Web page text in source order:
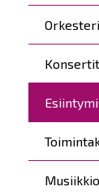
Konsertit